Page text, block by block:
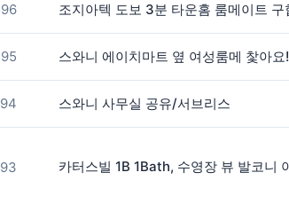
스와니 에이치마트 옆 여성룸메 찿아요!
스와니 사무실 공유/서브리스